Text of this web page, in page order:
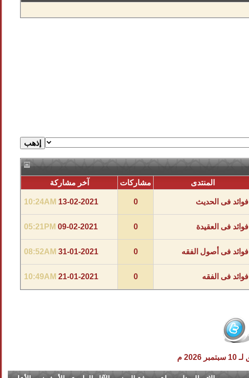
المنتدى مشاركات
آخر مشاركة
فوائد فى الحديث 0
13-02-2021
10:24AM
فوائد فى العقيدة 0
09-02-2021
05:21PM
فوائد فى أصول الفقه 0
31-01-2021
08:52AM
فوائد فى الفقه 0
21-01-2021
10:49AM